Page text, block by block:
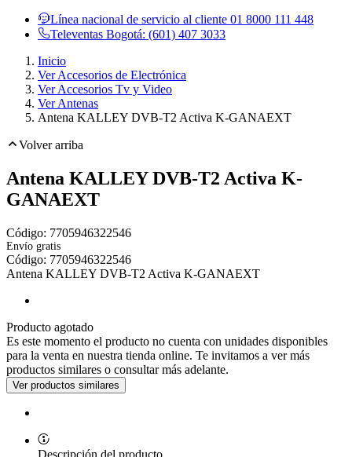
Línea nacional de servicio al cliente 01 8000 111 448
Televentas Bogotá: (601) 407 3033
Inicio
Ver Accesorios de Electrónica
Ver Accesorios Tv y Video
Ver Antenas
Antena KALLEY DVB-T2 Activa K-GANAEXT
Volver arriba
Antena KALLEY DVB-T2 Activa K-
GANAEXT
Código: 7705946322546
Envío gratis Toca dos veces para ampliar
Código: 7705946322546
Antena KALLEY DVB-T2 Activa K-GANAEXT
Producto agotado
Es este momento el producto no cuenta con unidades disponibles
para la venta en nuestra tienda online. Te invitamos a ver más
productos similares o consultar más adelante.
Descripción del producto